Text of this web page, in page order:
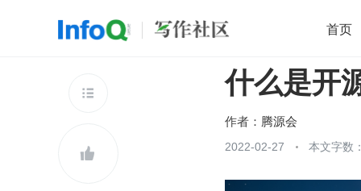
首页
开源 架构
团队管理
查看更多


什么是开
作者： 腾源会
2022-02-27 本文字数